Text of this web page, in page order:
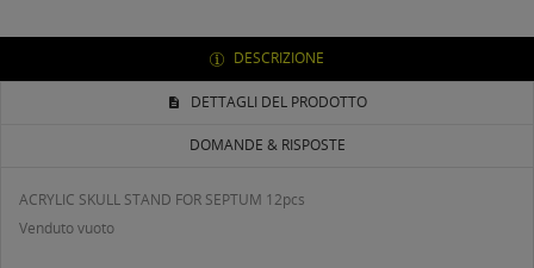
DESCRIZIONE
DETTAGLI DEL PRODOTTO
DOMANDE & RISPOSTE
ACRYLIC SKULL STAND FOR SEPTUM 12pcs
Venduto vuoto